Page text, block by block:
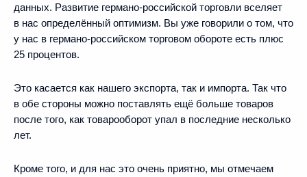
данных. Развитие германо-российской торговли вселяет
в нас определённый оптимизм. Вы уже говорили о том, что
у нас в германо-российском торговом обороте есть плюс
25 процентов.
Это касается как нашего экспорта, так и импорта. Так что
в обе стороны можно поставлять ещё больше товаров
после того, как товарооборот упал в последние несколько
лет.
Кроме того, и для нас это очень приятно, мы отмечаем